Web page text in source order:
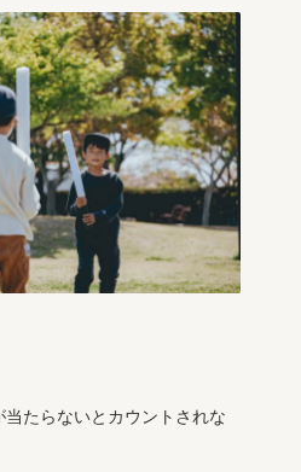
たらないとカウントされな